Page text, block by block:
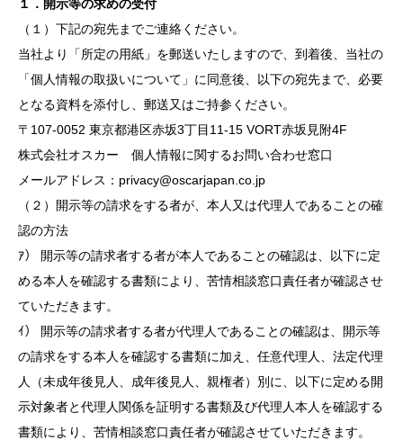
１．開示等の求めの受付
（１）下記の宛先までご連絡ください。
当社より「所定の用紙」を郵送いたしますので、到着後、当社の
「個人情報の取扱いについて」に同意後、以下の宛先まで、必要
となる資料を添付し、郵送又はご持参ください。
〒107-0052 東京都港区赤坂3丁目11-15 VORT赤坂見附4F
株式会社オスカー 個人情報に関するお問い合わせ窓口
メールアドレス： privacy@oscarjapan.co.jp
（２）開示等の請求をする者が、本人又は代理人であることの確
認の方法
ｱ） 開示等の請求者する者が本人であることの確認は、以下に定
める本人を確認する書類により、苦情相談窓口責任者が確認させ
ていただきます。
ｲ） 開示等の請求者する者が代理人であることの確認は、開示等
の請求をする本人を確認する書類に加え、任意代理人、法定代理
人（未成年後見人、成年後見人、親権者）別に、以下に定める開
示対象者と代理人関係を証明する書類及び代理人本人を確認する
書類により、苦情相談窓口責任者が確認させていただきます。